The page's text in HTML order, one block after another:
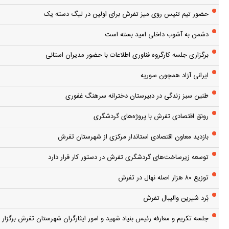
حضور تیم تنیس روی میز تفرش برای اولین در لیگ دسته یک
دشمن به آشوب داخلی امید بسته است
برگزاری جلسه کارگروه فناوری اطلاعات با حضور مدیران استانی
ایرانی آزاد همچون سوریه
طنین سبز زندگی در دبیرستان دخترانه سرهنگ غفوری
رونق اقتصادی تفرش با پروژه‌های گردشگری
بازدید معاون اقتصادی استاندار مرکزی از شهرستان تفرش
توسعه زیرساخت‌های گردشگری تفرش در دستور کار قرار دارد
توزیع ۸۰ هزار اصله نهال در تفرش
بُرد شیرین والیبال تفرش
جلسه تکریم و معارفه رئیس بنیاد شهید و امور ایثارگران شهرستان تفرش